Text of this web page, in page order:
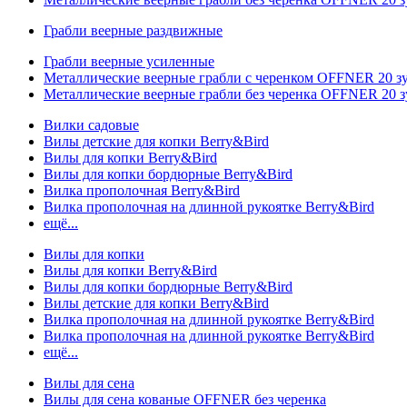
Грабли веерные раздвижные
Грабли веерные усиленные
Металлические веерные грабли с черенком OFFNER 20
Металлические веерные грабли без черенка OFFNER 20
Вилки садовые
Вилы детские для копки Berry&Bird
Вилы для копки Berry&Bird
Вилы для копки бордюрные Berry&Bird
Вилка прополочная Berry&Bird
Вилка прополочная на длинной рукоятке Berry&Bird
ещё...
Вилы для копки
Вилы для копки Berry&Bird
Вилы для копки бордюрные Berry&Bird
Вилы детские для копки Berry&Bird
Вилка прополочная на длинной рукоятке Berry&Bird
Вилка прополочная на длинной рукоятке Berry&Bird
ещё...
Вилы для сена
Вилы для сена кованые OFFNER без черенка